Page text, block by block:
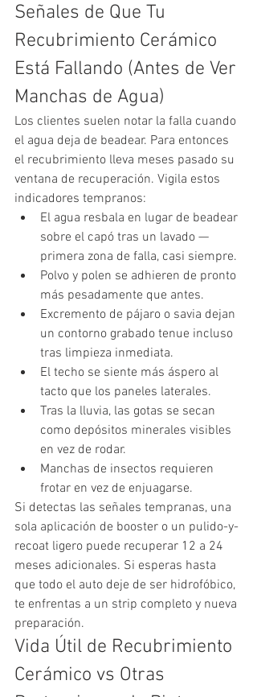
Señales de Que Tu
Recubrimiento Cerámico
Está Fallando (Antes de Ver
Manchas de Agua)
Los clientes suelen notar la falla cuando
el agua deja de beadear. Para entonces
el recubrimiento lleva meses pasado su
ventana de recuperación. Vigila estos
indicadores tempranos:
El agua resbala en lugar de beadear
sobre el capó tras un lavado —
primera zona de falla, casi siempre.
Polvo y polen se adhieren de pronto
más pesadamente que antes.
Excremento de pájaro o savia dejan
un contorno grabado tenue incluso
tras limpieza inmediata.
El techo se siente más áspero al
tacto que los paneles laterales.
Tras la lluvia, las gotas se secan
como depósitos minerales visibles
en vez de rodar.
Manchas de insectos requieren
frotar en vez de enjuagarse.
Si detectas las señales tempranas, una
sola aplicación de booster o un pulido-y-
recoat ligero puede recuperar 12 a 24
meses adicionales. Si esperas hasta
que todo el auto deje de ser hidrofóbico,
te enfrentas a un strip completo y nueva
preparación.
Vida Útil de Recubrimiento
Cerámico vs Otras